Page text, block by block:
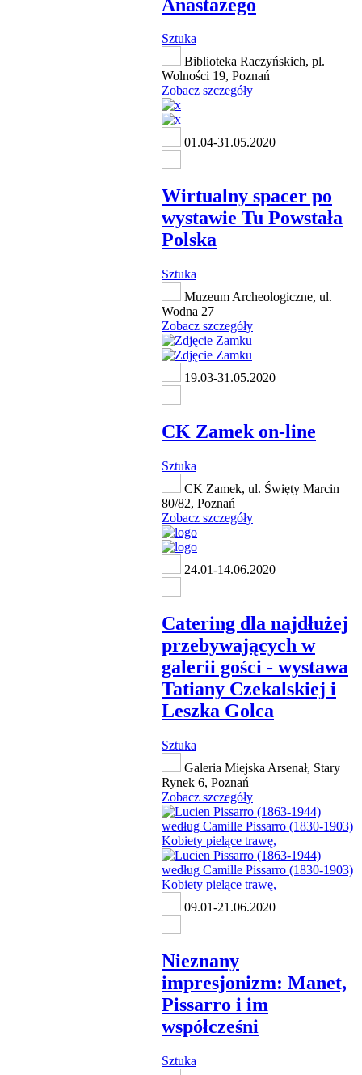
Anastazego
Sztuka
Biblioteka Raczyńskich, pl.
Wolności 19, Poznań
Zobacz szczegóły
01.04-31.05.2020
Wirtualny spacer po
wystawie Tu Powstała
Polska
Sztuka
Muzeum Archeologiczne, ul.
Wodna 27
Zobacz szczegóły
19.03-31.05.2020
CK Zamek on-line
Sztuka
CK Zamek, ul. Święty Marcin
80/82, Poznań
Zobacz szczegóły
24.01-14.06.2020
Catering dla najdłużej
przebywających w
galerii gości - wystawa
Tatiany Czekalskiej i
Leszka Golca
Sztuka
Galeria Miejska Arsenał, Stary
Rynek 6, Poznań
Zobacz szczegóły
09.01-21.06.2020
Nieznany
impresjonizm: Manet,
Pissarro i im
współcześni
Sztuka